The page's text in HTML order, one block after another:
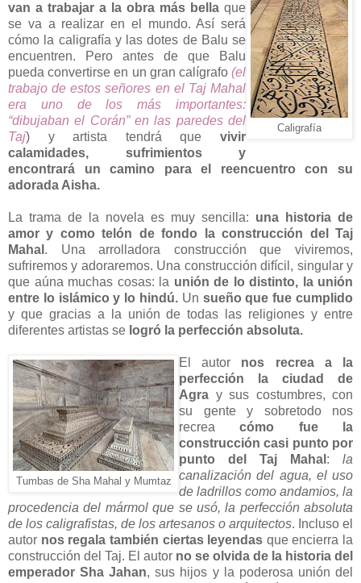
Caligrafía
van a trabajar a la obra más bella que
se va a realizar en el mundo. Así será
cómo la caligrafía y las dotes de Balu se
encuentren. Pero antes de que Balu
pueda convertirse en un gran calígrafo (el
trabajo de estos señores en el Taj Mahal
era uno de los más importantes:
“dibujaban el Corán” en las paredes del
Taj) y artista tendrá que vivir
calamidades, sufrimientos y
encontrará un camino para el reencuentro con su
adorada Aisha.
La trama de la novela es muy sencilla: una historia de
amor y como telón de fondo la construcción del Taj
Mahal . Una arrolladora construcción que viviremos,
sufriremos y adoraremos. Una construcción difícil, singular y
que aúna muchas cosas: la unión de lo distinto, la unión
entre lo islámico y lo hindú. Un sueño que fue cumplido
y que gracias a la unión de todas las religiones y entre
diferentes artistas se logró la perfección absoluta.
Tumbas de Sha Mahal y Mumtaz
El autor nos recrea a la
perfección la ciudad de
Agra y sus costumbres, con
su gente y sobretodo nos
recreacómo fue la
construcción casi punto por
punto del Taj Mahal : la
canalización del agua, el uso
de ladrillos como andamios, la
procedencia del mármol que se usó, la perfección absoluta
de los caligrafistas, de los artesanos o arquitectos. Incluso el
autor nos regala también ciertas leyendas que encierra la
construcción del Taj. El autor no se olvida de la historia del
emperador Sha Jahan, sus hijos y la poderosa unión del